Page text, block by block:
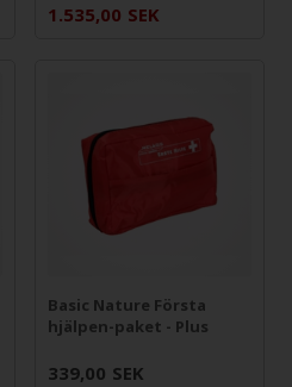
1.535,00 SEK
Basic Nature Första
hjälpen-paket - Plus
339,00 SEK